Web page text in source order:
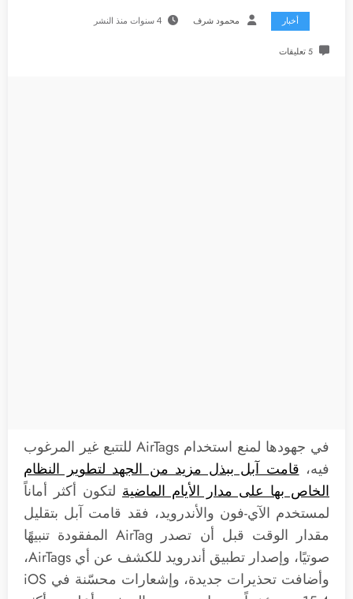
أخبار محمود شرف 4 سنوات منذ النشر
5 تعليقات
في جهودها لمنع استخدام AirTags للتتبع غير المرغوب
فيه، قامت آبل ببذل مزيد من الجهد لتطوير النظام
الخاص بها على مدار الأيام الماضية لتكون أكثر أماناً
لمستخدم الآي-فون والأندرويد، فقد قامت آبل بتقليل
مقدار الوقت قبل أن تصدر AirTag المفقودة تنبيهًا
صوتيًا، وإصدار تطبيق أندرويد للكشف عن أي AirTags،
وأضافت تحذيرات جديدة، وإشعارات محسّنة في iOS